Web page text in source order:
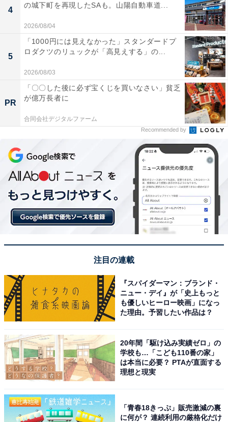
4
の城下町を再現したSAも。山陽自動車道...
2026/08/04
5
「1000円には見えなかった」スタンダードプ
ロダクツのリュックが「高見えする」の...
2026/08/03
PR
「〇〇した後に必ず宝くじを買いなさい」貧乏
が億万長者に
合同会社デジタルファーム
Recommended by
注目の連載
『スパイダーマン：ブランド・
ニュー・デイ』が「史上もっと
も優しいヒーロー映画」になっ
た理由。予習したい作品は？
20年間「駆け込み実績ゼロ」の
学校も…「こども110番の家」
は本当に必要？ PTAが直面する
理想と現実
「青春18きっぷ」販売激減の裏
に何が？ 連続利用の厳格化だけ